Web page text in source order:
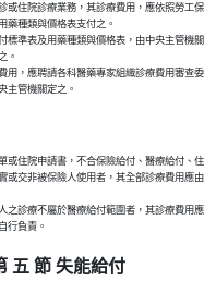
或住院診療業務，其診療費用，應依照勞工保
藥種類與價格表支付之。
標準表及用藥種類與價格表，由中央主管機關
。
用，應聘請各科醫藥專家組織診療費用審查委
主管機關定之。
或住院申請書，不合保險給付、醫療給付、住
或交非被保險人使用者，其全部診療費用應由
之診療不屬於醫療給付範圍者，其診療費用應
行負責。
五 節 失能給付